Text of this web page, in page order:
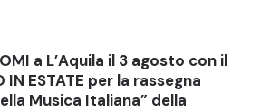
a L’Aquila il 3 agosto con il
IN ESTATE per la rassegna
Musica Italiana” della